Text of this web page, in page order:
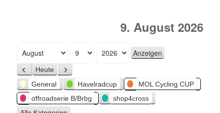
9. August 2026
Zurück
Heute Weiter
Kategorien
General Havelradcup
MOL Cycling CUP
offroadserie B/Brbg
shop4cross